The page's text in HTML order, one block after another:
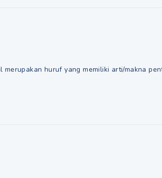
huruf yang memiliki arti/makna